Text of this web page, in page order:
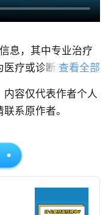
息，其中专业治疗
医疗或诊断的依据，
全面，也可能不适
在做出任何健康决
或任何相关第三方
咨询专业医疗问
业的医疗人员。
查看全部
容仅代表作者个人
系原作者。